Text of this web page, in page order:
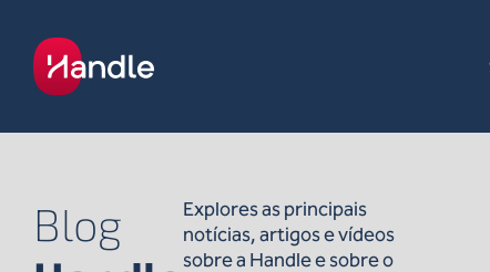
Blog
Explores as principais
notícias, artigos e vídeos
sobre a Handle e sobre o